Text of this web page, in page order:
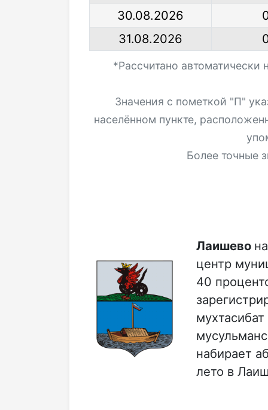
30.08.2026
31.08.2026
*Рассчитано
Значения с пометкой "П"
населённом пункте,
Более точные
Лаишево
центр
40
набирает
лето в